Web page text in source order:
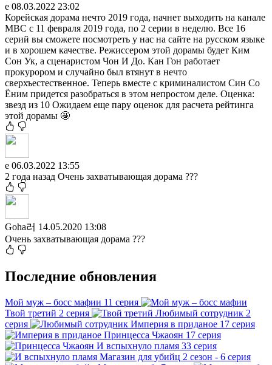
е 08.03.2022 23:02
Корейская дорама нечто 2019 года, начнет выходить на канале
MBC с 11 февраля 2019 года, по 2 серии в неделю. Все 16
серий вы сможете посмотреть у нас на сайте на русском языке
и в хорошем качестве. Режиссером этой дорамы будет Ким
Сон Ук, а сценаристом Чон И До. Кан Гон работает
прокурором и случайно был втянут в нечто
сверхъестественное. Теперь вместе с криминалистом Син Со
Ёним придется разобраться в этом непростом деле. Оценка:
звезд из 10 Ожидаем еще пару оценок для расчета рейтинга
этой дорамы 🤩
е 06.03.2022 13:55
2 года назад Очень захватывающая дорама ???
Goha러 14.05.2020 13:08
Очень захватывающая дорама ???
Последние обновления
Мой муж – босс мафии 11 серия
Твой третий 2 серия Любимый сотрудник 2
серия
Империя в приданое 17 серия
Принцесса Чжаоян 17 серия
И вспыхнуло пламя 33 серия
Магазин для убийц 2 сезон - 6 серия